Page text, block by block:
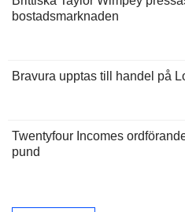
bostadsmarknaden
Bravura upptas till handel på
Twentyfour Incomes
pund